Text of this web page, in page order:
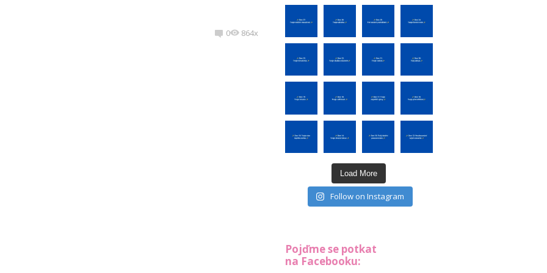
0 864x
Load More
Follow on Instagram
Pojďme se potkat
na Facebooku: